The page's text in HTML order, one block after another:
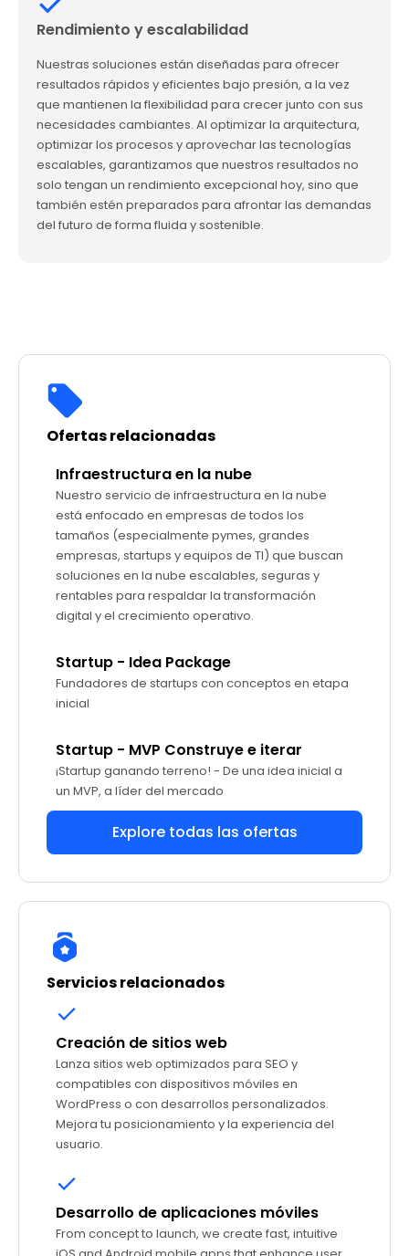
Rendimiento y escalabilidad
Nuestras soluciones están diseñadas para ofrecer
resultados rápidos y eficientes bajo presión, a la vez
que mantienen la flexibilidad para crecer junto con sus
necesidades cambiantes. Al optimizar la arquitectura,
optimizar los procesos y aprovechar las tecnologías
escalables, garantizamos que nuestros resultados no
solo tengan un rendimiento excepcional hoy, sino que
también estén preparados para afrontar las demandas
del futuro de forma fluida y sostenible.
Ofertas relacionadas
Infraestructura en la nube
Nuestro servicio de infraestructura en la nube
está enfocado en empresas de todos los
tamaños (especialmente pymes, grandes
empresas, startups y equipos de TI) que buscan
soluciones en la nube escalables, seguras y
rentables para respaldar la transformación
digital y el crecimiento operativo.
Startup - Idea Package
Fundadores de startups con conceptos en etapa
inicial
Startup - MVP Construye e iterar
¡Startup ganando terreno! - De una idea inicial a
un MVP, a líder del mercado
Explore todas las ofertas
Servicios relacionados
Creación de sitios web
Lanza sitios web optimizados para SEO y
compatibles con dispositivos móviles en
WordPress o con desarrollos personalizados.
Mejora tu posicionamiento y la experiencia del
usuario.
Desarrollo de aplicaciones móviles
From concept to launch, we create fast, intuitive